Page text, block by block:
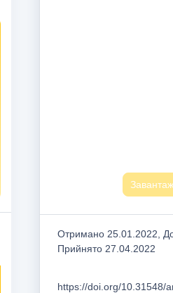
Отримано 25.01.2022,
Прийнято 27.04.2022
https://doi.org/10.31548/